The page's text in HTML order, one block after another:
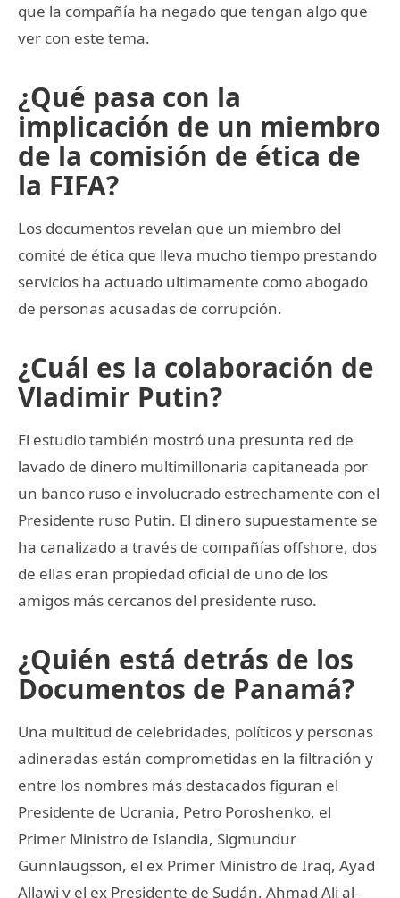
que la compañía ha negado que tengan algo que
ver con este tema.
¿Qué pasa con la
implicación de un miembro
de la comisión de ética de
la FIFA?
Los documentos revelan que un miembro del
comité de ética que lleva mucho tiempo prestando
servicios ha actuado ultimamente como abogado
de personas acusadas de corrupción.
¿Cuál es la colaboración de
Vladimir Putin?
El estudio también mostró una presunta red de
lavado de dinero multimillonaria capitaneada por
un banco ruso e involucrado estrechamente con el
Presidente ruso Putin. El dinero supuestamente se
ha canalizado a través de compañías offshore, dos
de ellas eran propiedad oficial de uno de los
amigos más cercanos del presidente ruso.
¿Quién está detrás de los
Documentos de Panamá?
Una multitud de celebridades, políticos y personas
adineradas están comprometidas en la filtración y
entre los nombres más destacados figuran el
Presidente de Ucrania, Petro Poroshenko, el
Primer Ministro de Islandia, Sigmundur
Gunnlaugsson, el ex Primer Ministro de Iraq, Ayad
Allawi y el ex Presidente de Sudán, Ahmad Ali al-